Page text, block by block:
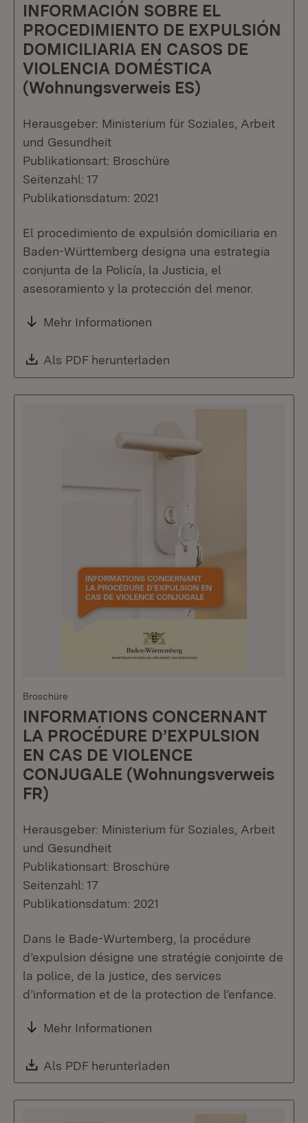
INFORMACIÓN SOBRE EL
PROCEDIMIENTO DE EXPULSIÓN
DOMICILIARIA EN CASOS DE
VIOLENCIA DOMÉSTICA
(Wohnungsverweis ES)
Herausgeber: Ministerium für Soziales, Arbeit
und Gesundheit
Publikationsart: Broschüre
Seitenzahl: 17
Publikationsdatum: 2021
El procedimiento de expulsión domiciliaria en
Baden-Württemberg designa una estrategia
conjunta de la Policía, la Justicia, el
asesoramiento y la protección del menor.
Mehr Informationen
Download:
Als PDF herunterladen
Broschüre
INFORMATIONS CONCERNANT
LA PROCÉDURE D’EXPULSION
EN CAS DE VIOLENCE
CONJUGALE (Wohnungsverweis
FR)
Herausgeber: Ministerium für Soziales, Arbeit
und Gesundheit
Publikationsart: Broschüre
Seitenzahl: 17
Publikationsdatum: 2021
Dans le Bade-Wurtemberg, la procédure
d’expulsion désigne une stratégie conjointe de
la police, de la justice, des services
d’information et de la protection de l’enfance.
Mehr Informationen
Download:
Als PDF herunterladen